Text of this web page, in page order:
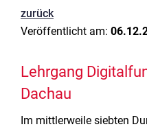
zurück
Veröffentlicht am:
Lehrgang
Dachau
Im mittlerweile siebten